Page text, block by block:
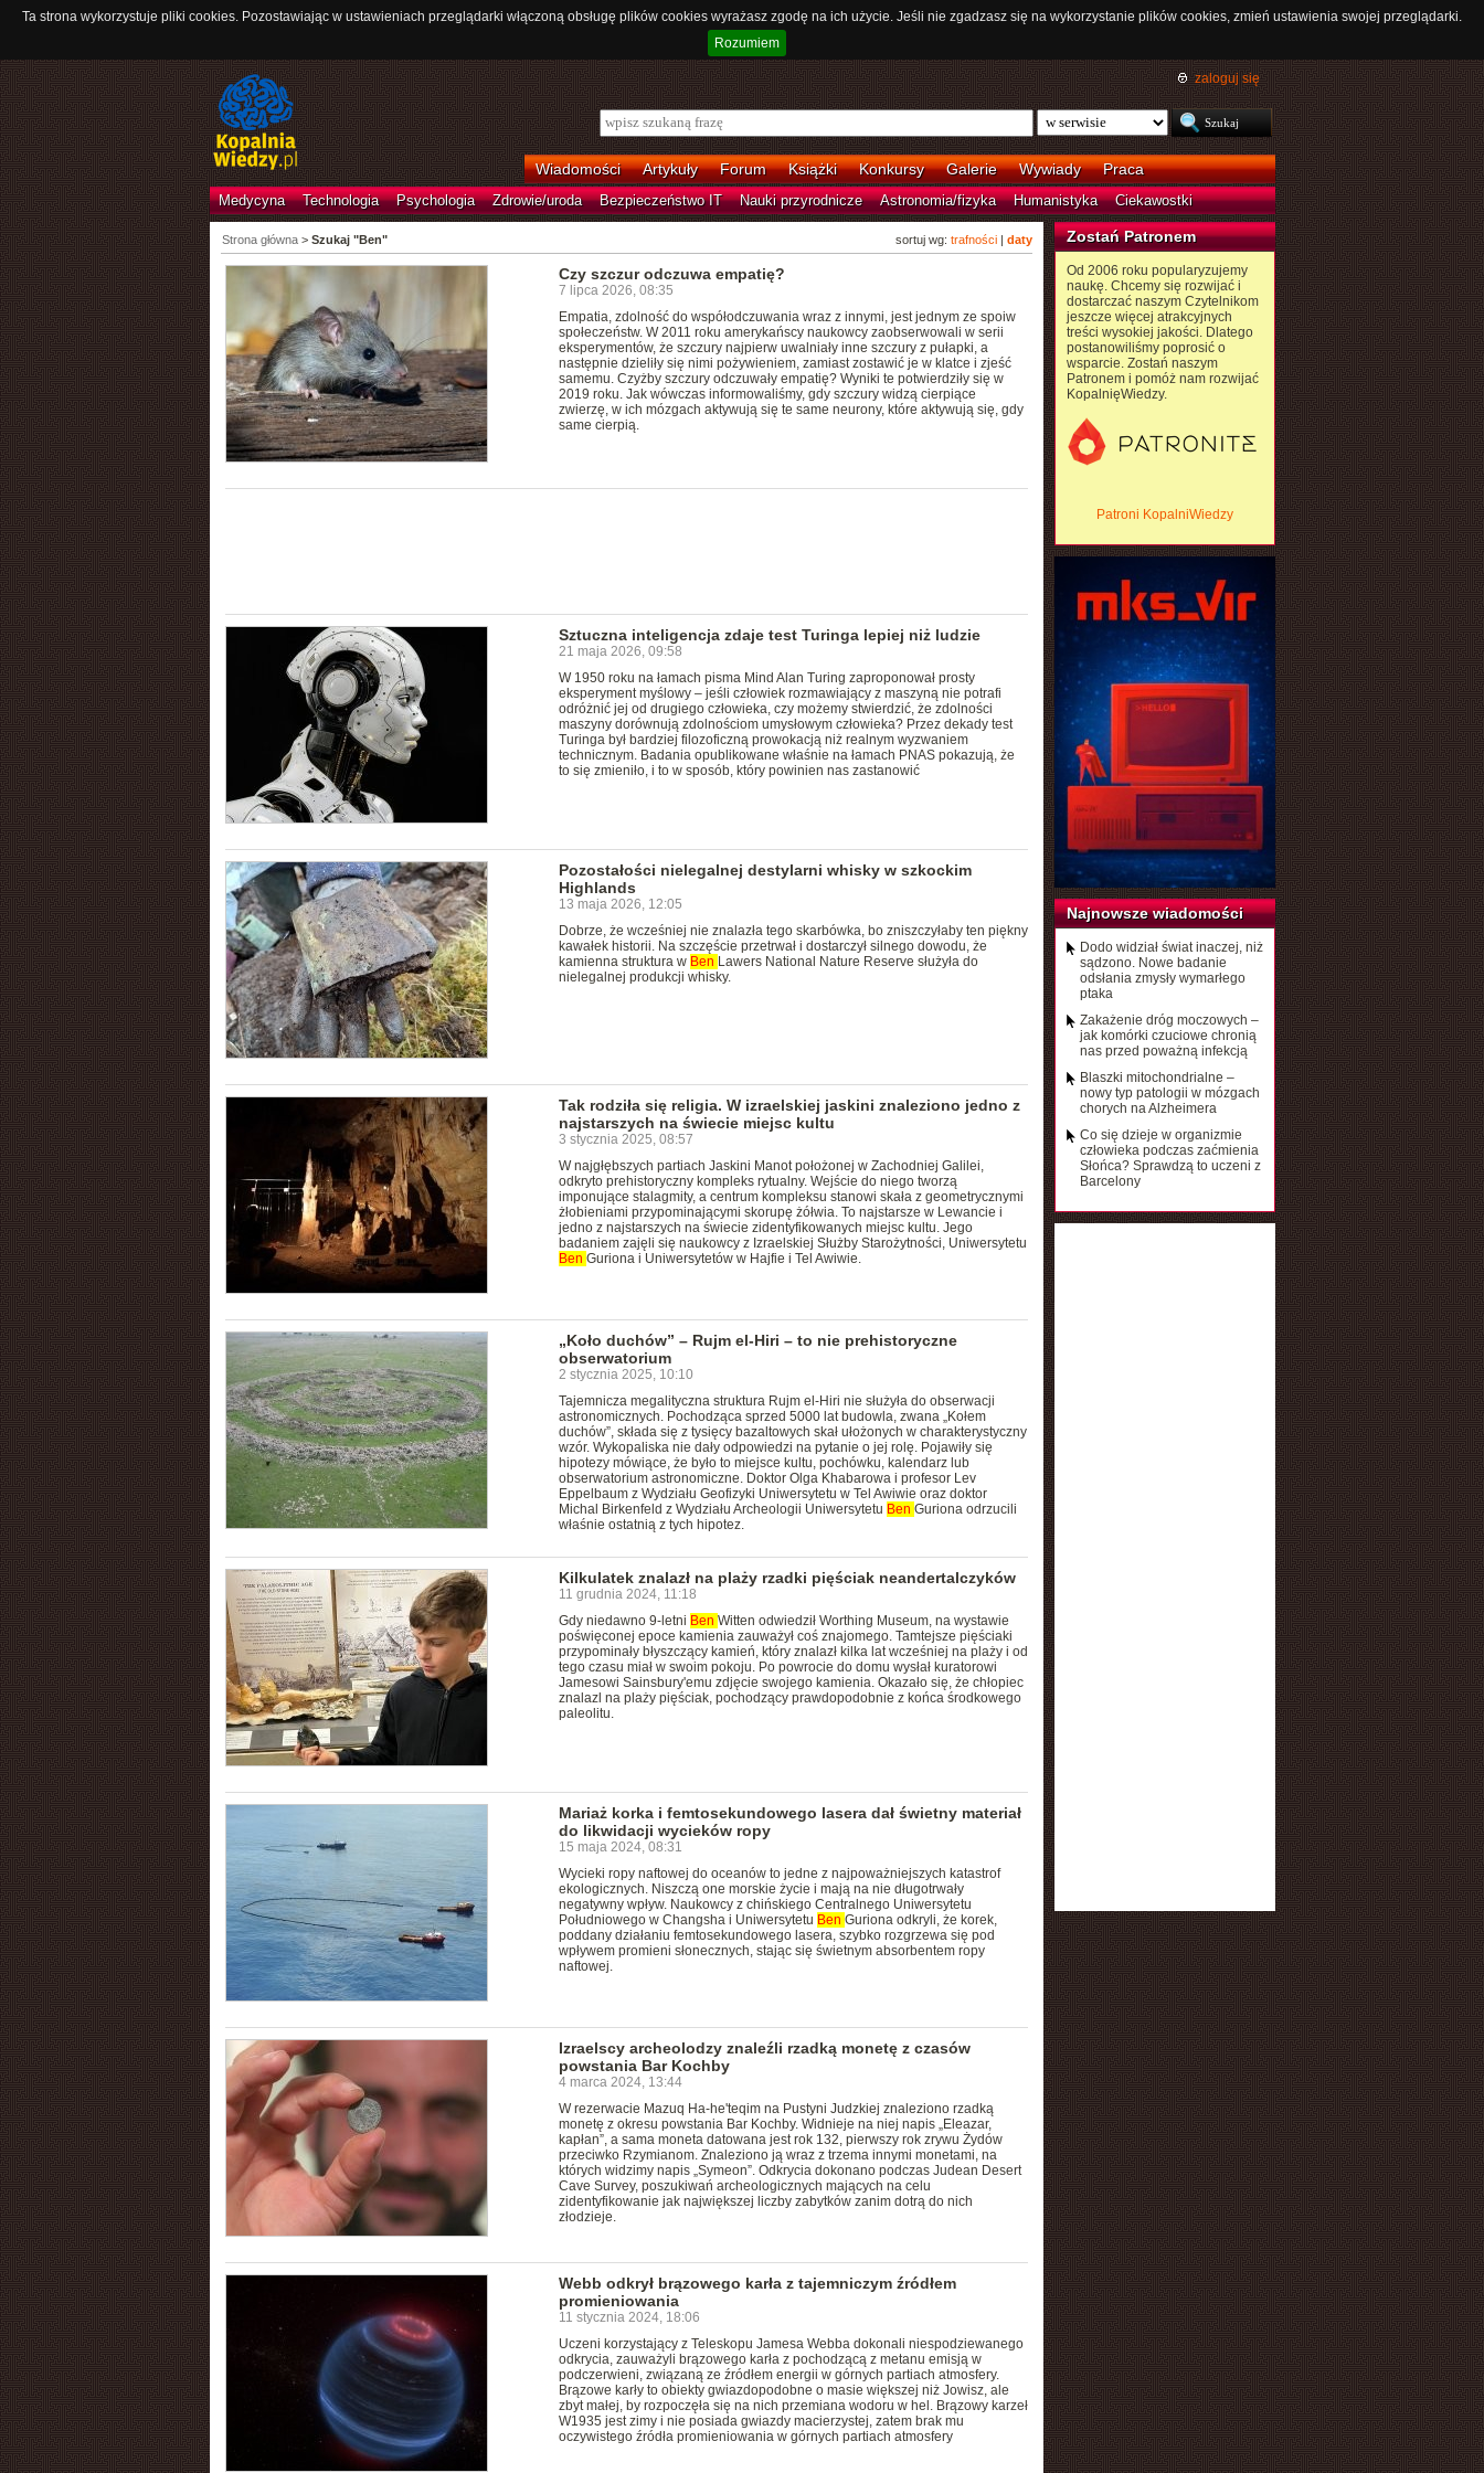
Ta strona wykorzystuje pliki cookies. Pozostawiając w ustawieniach przeglądarki włączoną obsługę plików cookies wyrażasz zgodę na ich użycie. Jeśli nie zgadzasz się na wykorzystanie plików cookies, zmień ustawienia swojej przeglądarki.
Rozumiem
zaloguj się
Wiadomości Artykuły Forum Książki Konkursy Galerie Wywiady Praca
Medycyna Technologia Psychologia Zdrowie/uroda Bezpieczeństwo IT Nauki przyrodnicze Astronomia/fizyka Humanistyka Ciekawostki
sortuj wg: trafności| daty
Strona główna> Szukaj "Ben"
Czy szczur odczuwa empatię?
7 lipca 2026, 08:35
Empatia, zdolność do współodczuwania wraz z innymi, jest jednym ze spoiw
społeczeństw. W 2011 roku amerykańscy naukowcy zaobserwowali w serii
eksperymentów, że szczury najpierw uwalniały inne szczury z pułapki, a
następnie dzieliły się nimi pożywieniem, zamiast zostawić je w klatce i zjeść
samemu. Czyżby szczury odczuwały empatię? Wyniki te potwierdziły się w
2019 roku. Jak wówczas informowaliśmy, gdy szczury widzą cierpiące
zwierzę, w ich mózgach aktywują się te same neurony, które aktywują się, gdy
same cierpią.
Sztuczna inteligencja zdaje test Turinga lepiej niż ludzie
21 maja 2026, 09:58
W 1950 roku na łamach pisma Mind Alan Turing zaproponował prosty
eksperyment myślowy – jeśli człowiek rozmawiający z maszyną nie potrafi
odróżnić jej od drugiego człowieka, czy możemy stwierdzić, że zdolności
maszyny dorównują zdolnościom umysłowym człowieka? Przez dekady test
Turinga był bardziej filozoficzną prowokacją niż realnym wyzwaniem
technicznym. Badania opublikowane właśnie na łamach PNAS pokazują, że
to się zmieniło, i to w sposób, który powinien nas zastanowić
Pozostałości nielegalnej destylarni whisky w szkockim
Highlands
13 maja 2026, 12:05
Dobrze, że wcześniej nie znalazła tego skarbówka, bo zniszczyłaby ten piękny
kawałek historii. Na szczęście przetrwał i dostarczył silnego dowodu, że
kamienna struktura w Ben Lawers National Nature Reserve służyła do
nielegalnej produkcji whisky.
Tak rodziła się religia. W izraelskiej jaskini znaleziono jedno z
najstarszych na świecie miejsc kultu
3 stycznia 2025, 08:57
W najgłębszych partiach Jaskini Manot położonej w Zachodniej Galilei,
odkryto prehistoryczny kompleks rytualny. Wejście do niego tworzą
imponujące stalagmity, a centrum kompleksu stanowi skała z geometrycznymi
żłobieniami przypominającymi skorupę żółwia. To najstarsze w Lewancie i
jedno z najstarszych na świecie zidentyfikowanych miejsc kultu. Jego
badaniem zajęli się naukowcy z Izraelskiej Służby Starożytności, Uniwersytetu
Ben Guriona i Uniwersytetów w Hajfie i Tel Awiwie.
„Koło duchów” – Rujm el-Hiri – to nie prehistoryczne
obserwatorium
2 stycznia 2025, 10:10
Tajemnicza megalityczna struktura Rujm el-Hiri nie służyła do obserwacji
astronomicznych. Pochodząca sprzed 5000 lat budowla, zwana „Kołem
duchów”, składa się z tysięcy bazaltowych skał ułożonych w charakterystyczny
wzór. Wykopaliska nie dały odpowiedzi na pytanie o jej rolę. Pojawiły się
hipotezy mówiące, że było to miejsce kultu, pochówku, kalendarz lub
obserwatorium astronomiczne. Doktor Olga Khabarowa i profesor Lev
Eppelbaum z Wydziału Geofizyki Uniwersytetu w Tel Awiwie oraz doktor
Michal Birkenfeld z Wydziału Archeologii Uniwersytetu Ben Guriona odrzucili
właśnie ostatnią z tych hipotez.
Kilkulatek znalazł na plaży rzadki pięściak neandertalczyków
11 grudnia 2024, 11:18
Gdy niedawno 9-letni Ben Witten odwiedził Worthing Museum, na wystawie
poświęconej epoce kamienia zauważył coś znajomego. Tamtejsze pięściaki
przypominały błyszczący kamień, który znalazł kilka lat wcześniej na plaży i od
tego czasu miał w swoim pokoju. Po powrocie do domu wysłał kuratorowi
Jamesowi Sainsbury'emu zdjęcie swojego kamienia. Okazało się, że chłopiec
znalazl na plaży pięściak, pochodzący prawdopodobnie z końca środkowego
paleolitu.
Mariaż korka i femtosekundowego lasera dał świetny materiał
do likwidacji wycieków ropy
15 maja 2024, 08:31
Wycieki ropy naftowej do oceanów to jedne z najpoważniejszych katastrof
ekologicznych. Niszczą one morskie życie i mają na nie długotrwały
negatywny wpływ. Naukowcy z chińskiego Centralnego Uniwersytetu
Południowego w Changsha i Uniwersytetu Ben Guriona odkryli, że korek,
poddany działaniu femtosekundowego lasera, szybko rozgrzewa się pod
wpływem promieni słonecznych, stając się świetnym absorbentem ropy
naftowej.
Izraelscy archeolodzy znaleźli rzadką monetę z czasów
powstania Bar Kochby
4 marca 2024, 13:44
W rezerwacie Mazuq Ha-he'teqim na Pustyni Judzkiej znaleziono rzadką
monetę z okresu powstania Bar Kochby. Widnieje na niej napis „Eleazar,
kapłan”, a sama moneta datowana jest rok 132, pierwszy rok zrywu Żydów
przeciwko Rzymianom. Znaleziono ją wraz z trzema innymi monetami, na
których widzimy napis „Symeon”. Odkrycia dokonano podczas Judean Desert
Cave Survey, poszukiwań archeologicznych mających na celu
zidentyfikowanie jak największej liczby zabytków zanim dotrą do nich
złodzieje.
Webb odkrył brązowego karła z tajemniczym źródłem
promieniowania
11 stycznia 2024, 18:06
Uczeni korzystający z Teleskopu Jamesa Webba dokonali niespodziewanego
odkrycia, zauważyli brązowego karła z pochodzącą z metanu emisją w
podczerwieni, związaną ze źródłem energii w górnych partiach atmosfery.
Brązowe karły to obiekty gwiazdopodobne o masie większej niż Jowisz, ale
zbyt małej, by rozpoczęła się na nich przemiana wodoru w hel. Brązowy karzeł
W1935 jest zimy i nie posiada gwiazdy macierzystej, zatem brak mu
oczywistego źródła promieniowania w górnych partiach atmosfery
Zostań Patronem
Od 2006 roku popularyzujemy
naukę. Chcemy się rozwijać i
dostarczać naszym Czytelnikom
jeszcze więcej atrakcyjnych
treści wysokiej jakości. Dlatego
postanowiliśmy poprosić o
wsparcie. Zostań naszym
Patronem i pomóż nam rozwijać
KopalnięWiedzy.
Patroni KopalniWiedzy
Najnowsze wiadomości
Dodo widział świat inaczej, niż
sądzono. Nowe badanie
odsłania zmysły wymarłego
ptaka
Zakażenie dróg moczowych –
jak komórki czuciowe chronią
nas przed poważną infekcją
Blaszki mitochondrialne –
nowy typ patologii w mózgach
chorych na Alzheimera
Co się dzieje w organizmie
człowieka podczas zaćmienia
Słońca? Sprawdzą to uczeni z
Barcelony